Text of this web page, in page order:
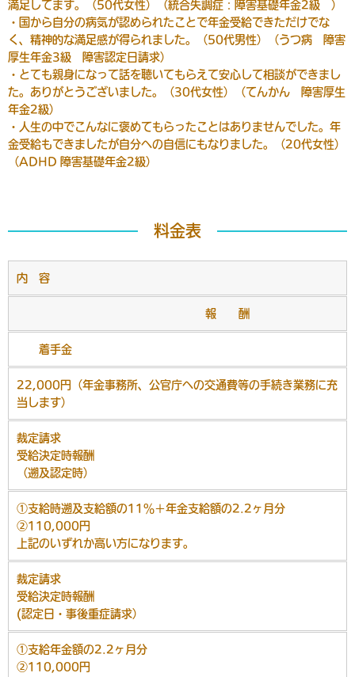
満足してます。（50代女性）（統合失調症：障害基礎年金2級 ）
・国から自分の病気が認められたことで年金受給できただけでな
く、精神的な満足感が得られました。（50代男性）（うつ病 障害
厚生年金3級 障害認定日請求）
・とても親身になって話を聴いてもらえて安心して相談ができまし
た。ありがとうございました。（30代女性）（てんかん 障害厚生
年金2級）
・人生の中でこんなに褒めてもらったことはありませんでした。年
金受給もできましたが自分への自信にもなりました。（20代女性）
（ADHD 障害基礎年金2級）
料金表
内 容
報 酬
着手金
22,000円（年金事務所、公官庁への交通費等の手続き業務に充
当します）
裁定請求
受給決定時報酬
（遡及認定時）
①支給時遡及支給額の11％＋年金支給額の2.2ヶ月分
②110,000円
上記のいずれか高い方になります。
裁定請求
受給決定時報酬
(認定日・事後重症請求）
①支給年金額の2.2ヶ月分
②110,000円